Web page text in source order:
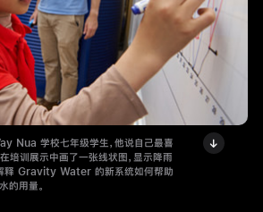
Nua 学校七年级学生，他说自己最喜
培训展示中画了一张线状图，显示降雨
释 Gravity Water 的新系统如何帮助
的用量。